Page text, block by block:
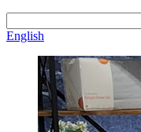
English